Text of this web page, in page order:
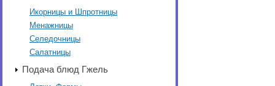
Икорницы и Шпротницы
Менажницы
Селедочницы
Салатницы
Подача блюд Гжель